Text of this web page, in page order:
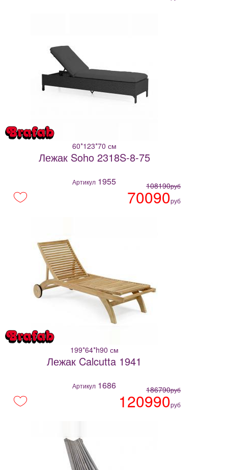
60*123*70 см
Лежак Soho 2318S-8-75
Артикул 1955 108190руб
70090руб
199*64*h90 см
Лежак Calcutta 1941
Артикул 1686 186790руб
120990руб